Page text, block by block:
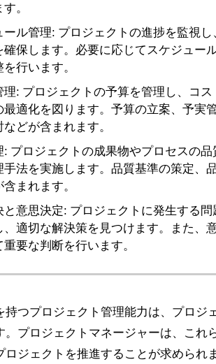
。
ール管理: プロジェクトの進捗を監視
確保します。必要に応じてスケジュー
行います。
理: プロジェクトの予算を管理し、コス
最適化を図ります。予算の立案、予実
どが含まれます。
: プロジェクトの成果物やプロセスの品
手法を実施します。品質基準の策定、
まれます。
と意思決定: プロジェクトに発生する
、適切な解決策を見つけます。また、
重要な判断を行います。
持つプロジェクト管理能力は、プロジ
。プロジェクトマネージャーは、これ
ロジェクトを推進することが求められ